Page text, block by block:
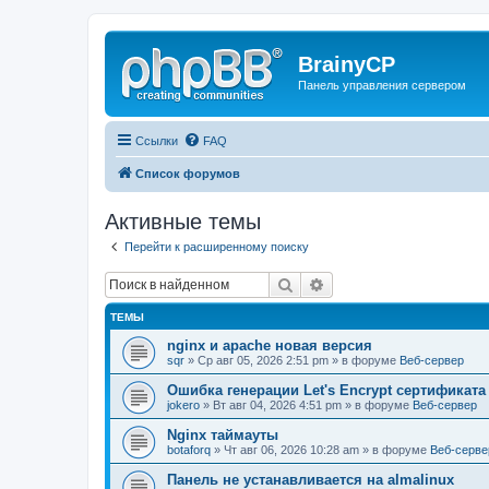
BrainyCP
Панель управления сервером
Ссылки FAQ
Список форумов
Активные темы
Перейти к расширенному поиску
Поиск
ТЕМЫ
nginx и apache новая версия
sqr » Ср авг 05, 2026 2:51 pm » в форуме Веб-сервер
Ошибка генерации Let's Encrypt
jokero » Вт авг 04, 2026 4:51 pm » в форуме Веб-сервер
Nginx таймауты
botaforq » Чт авг 06, 2026 10:28 am » в форуме Веб-
Панель не устанавливается на almalinux